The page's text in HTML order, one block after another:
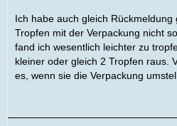
Ich habe auch gleich
Tropfen mit der Verpackung nicht
fand ich wesentlich leichter zu
kleiner oder gleich 2 Tropfen raus.
es, wenn sie die Verpackung